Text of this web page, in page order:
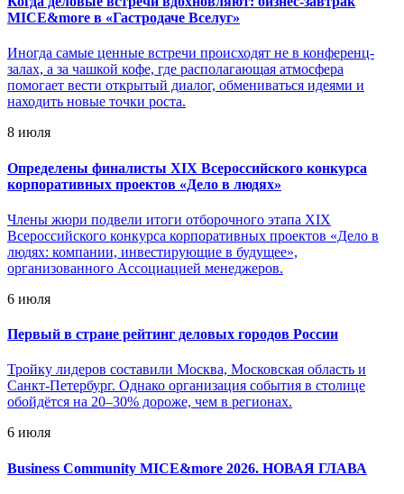
MICE&more в «Гастродаче Вселуг»
Иногда самые ценные встречи происходят не в конференц-
залах, а за чашкой кофе, где располагающая атмосфера
помогает вести открытый диалог, обмениваться идеями и
находить новые точки роста.
8 июля
Определены финалисты XIX Всероссийского конкурса
корпоративных проектов «Дело в людях»
Члены жюри подвели итоги отборочного этапа XIX
Всероссийского конкурса корпоративных проектов «Дело в
людях: компании, инвестирующие в будущее»,
организованного Ассоциацией менеджеров.
6 июля
Первый в стране рейтинг деловых городов России
Тройку лидеров составили Москва, Московская область и
Санкт-Петербург. Однако организация события в столице
обойдётся на 20–30% дороже, чем в регионах.
6 июля
Business Community MICE&more 2026. НОВАЯ ГЛАВА